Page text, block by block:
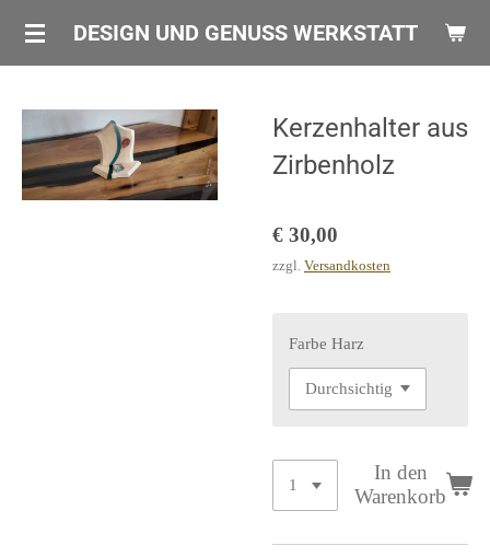
Zum
DESIGN UND GENUSS WERKSTATT
Kerzenhalter aus
Zirbenholz
€ 30,00
zzgl. Versandkosten
Farbe Harz
In den
Warenkorb